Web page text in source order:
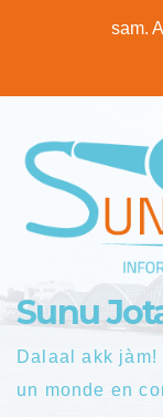
sam.
Sunu
Dalaal akk jàm!
un monde en